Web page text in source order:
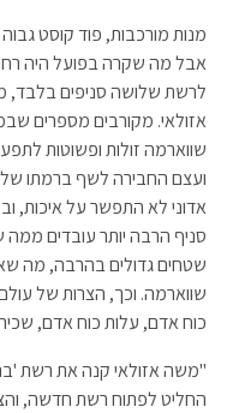
מנות מורכבות, פוד קוסט גבוה
אבל מה שקרה בפועל היה
לרשת שלושה סניפים בלבד,
אזולאי. מקורבים מספרים
שווארמה זולות ופשוטות
ועצם החבירה לשף ברמתו של
אדוני לא התפשר על איכות,
סניף הרבה יותר עובדים ממה
שטחים גדולים בהרבה, מה
שווארמה. וכך, הצרות של
כוח אדם, עלות כוח אדם,
"משה אזולאי קנה את רשת
החליט לפתוח רשת חדשה,